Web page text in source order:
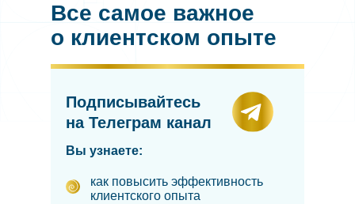
Все самое важное
о клиентском опыте
Вы узнаете:
как повысить эффективность
клиентского опыта
Подписывайтесь
на Телеграм канал